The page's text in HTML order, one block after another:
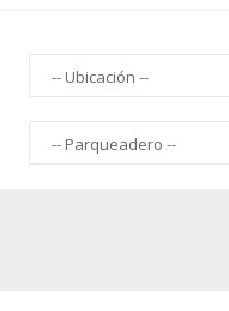
-- Ubicación --
-- Parqueadero --